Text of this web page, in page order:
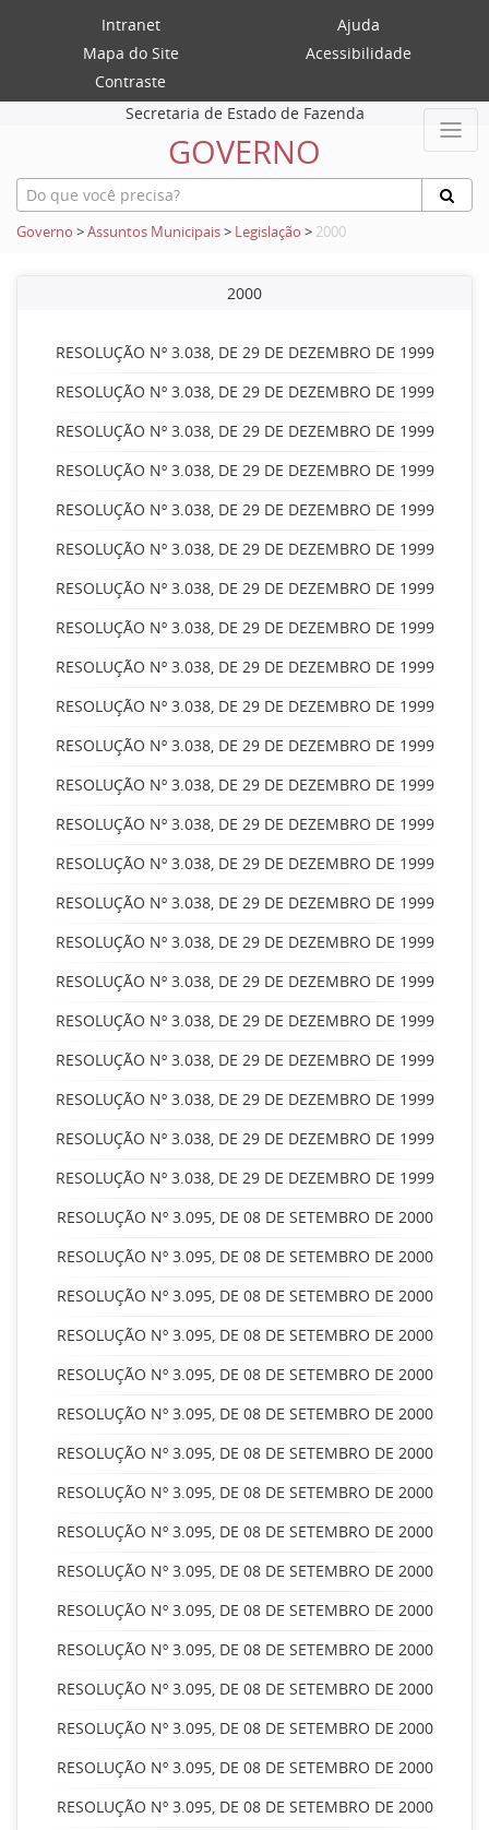
Intranet
Ajuda
Mapa do Site
Acessibilidade
Contraste
Secretaria de Estado de Fazenda
GOVERNO
Governo >Assuntos Municipais> Legislação > 2000
2000
RESOLUÇÃO Nº 3.038, DE 29 DE DEZEMBRO DE 1999
RESOLUÇÃO Nº 3.038, DE 29 DE DEZEMBRO DE 1999
RESOLUÇÃO Nº 3.038, DE 29 DE DEZEMBRO DE 1999
RESOLUÇÃO Nº 3.038, DE 29 DE DEZEMBRO DE 1999
RESOLUÇÃO Nº 3.038, DE 29 DE DEZEMBRO DE 1999
RESOLUÇÃO Nº 3.038, DE 29 DE DEZEMBRO DE 1999
RESOLUÇÃO Nº 3.038, DE 29 DE DEZEMBRO DE 1999
RESOLUÇÃO Nº 3.038, DE 29 DE DEZEMBRO DE 1999
RESOLUÇÃO Nº 3.038, DE 29 DE DEZEMBRO DE 1999
RESOLUÇÃO Nº 3.038, DE 29 DE DEZEMBRO DE 1999
RESOLUÇÃO Nº 3.038, DE 29 DE DEZEMBRO DE 1999
RESOLUÇÃO Nº 3.038, DE 29 DE DEZEMBRO DE 1999
RESOLUÇÃO Nº 3.038, DE 29 DE DEZEMBRO DE 1999
RESOLUÇÃO Nº 3.038, DE 29 DE DEZEMBRO DE 1999
RESOLUÇÃO Nº 3.038, DE 29 DE DEZEMBRO DE 1999
RESOLUÇÃO Nº 3.038, DE 29 DE DEZEMBRO DE 1999
RESOLUÇÃO Nº 3.038, DE 29 DE DEZEMBRO DE 1999
RESOLUÇÃO Nº 3.038, DE 29 DE DEZEMBRO DE 1999
RESOLUÇÃO Nº 3.038, DE 29 DE DEZEMBRO DE 1999
RESOLUÇÃO Nº 3.038, DE 29 DE DEZEMBRO DE 1999
RESOLUÇÃO Nº 3.038, DE 29 DE DEZEMBRO DE 1999
RESOLUÇÃO Nº 3.038, DE 29 DE DEZEMBRO DE 1999
RESOLUÇÃO Nº 3.095, DE 08 DE SETEMBRO DE 2000
RESOLUÇÃO Nº 3.095, DE 08 DE SETEMBRO DE 2000
RESOLUÇÃO Nº 3.095, DE 08 DE SETEMBRO DE 2000
RESOLUÇÃO Nº 3.095, DE 08 DE SETEMBRO DE 2000
RESOLUÇÃO Nº 3.095, DE 08 DE SETEMBRO DE 2000
RESOLUÇÃO Nº 3.095, DE 08 DE SETEMBRO DE 2000
RESOLUÇÃO Nº 3.095, DE 08 DE SETEMBRO DE 2000
RESOLUÇÃO Nº 3.095, DE 08 DE SETEMBRO DE 2000
RESOLUÇÃO Nº 3.095, DE 08 DE SETEMBRO DE 2000
RESOLUÇÃO Nº 3.095, DE 08 DE SETEMBRO DE 2000
RESOLUÇÃO Nº 3.095, DE 08 DE SETEMBRO DE 2000
RESOLUÇÃO Nº 3.095, DE 08 DE SETEMBRO DE 2000
RESOLUÇÃO Nº 3.095, DE 08 DE SETEMBRO DE 2000
RESOLUÇÃO Nº 3.095, DE 08 DE SETEMBRO DE 2000
RESOLUÇÃO Nº 3.095, DE 08 DE SETEMBRO DE 2000
RESOLUÇÃO Nº 3.095, DE 08 DE SETEMBRO DE 2000